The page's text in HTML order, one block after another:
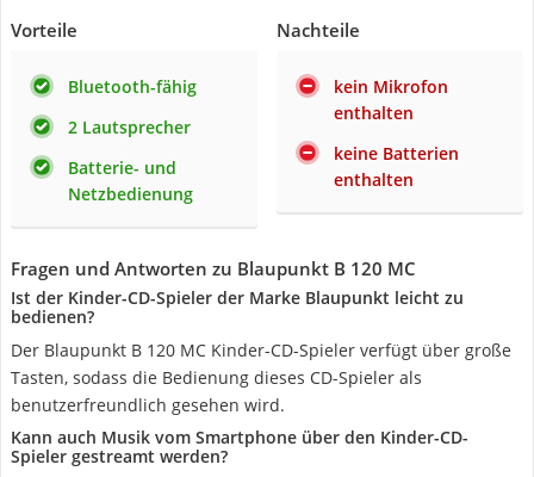
Vorteile
Bluetooth-fähig
2 Lautsprecher
Batterie- und
Netzbedienung
Nachteile
kein Mikrofon
enthalten
keine Batterien
enthalten
Fragen und Antworten zu Blaupunkt B 120 MC
Ist der Kinder-CD-Spieler der Marke Blaupunkt leicht zu
bedienen?
Der Blaupunkt B 120 MC Kinder-CD-Spieler verfügt über große
Tasten, sodass die Bedienung dieses CD-Spieler als
benutzerfreundlich gesehen wird.
Kann auch Musik vom Smartphone über den Kinder-CD-
Spieler gestreamt werden?